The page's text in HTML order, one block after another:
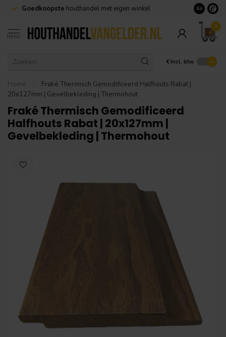
Goedkoopste houthandel met eigen winkel Geen
8.4
MENU
0
€ Incl. btw
Home
Fraké Thermisch Gemodificeerd Halfhouts Rabat |
20x127mm | Gevelbekleding | Thermohout
Fraké Thermisch Gemodificeerd
Halfhouts Rabat | 20x127mm |
Gevelbekleding | Thermohout